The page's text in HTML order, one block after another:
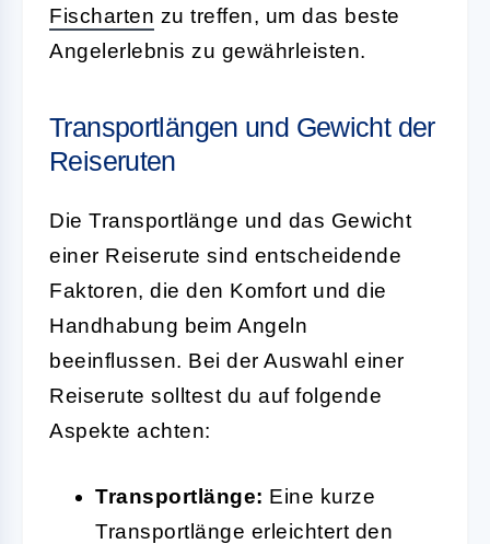
Fischarten zu treffen, um das beste
Angelerlebnis zu gewährleisten.
Transportlängen und Gewicht der
Reiseruten
Die Transportlänge und das Gewicht
einer Reiserute sind entscheidende
Faktoren, die den Komfort und die
Handhabung beim Angeln
beeinflussen. Bei der Auswahl einer
Reiserute solltest du auf folgende
Aspekte achten:
Transportlänge: Eine kurze
Transportlänge erleichtert den